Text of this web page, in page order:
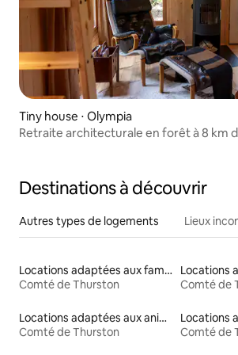
Tiny house ⋅ Olympia
Retraite architecturale en forêt à 8 km
Destinations à découvrir
Autres types de logements Lieux
Locations adaptées aux familles
Comté de Thurston
Comté de
Locations adaptées aux animaux
Comté de Thurston
Locations
Comté de